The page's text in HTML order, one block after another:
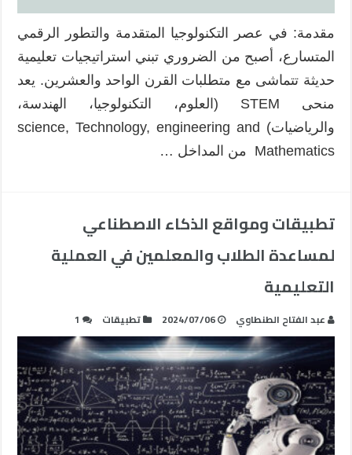
مقدمة: في عصر التكنولوجيا المتقدمة والتطور الرقمي
المتسارع، أصبح من الضروري تبني استراتيجيات تعليمية
حديثة تتماشى مع متطلبات القرن الواحد والعشرين. يعد
منحى STEM (العلوم، التكنولوجيا، الهندسة،
والرياضيات) science, Technology, engineering and
Mathematics من المداخل …
تطبيقات ومواقع الذكاء الاصطناعي
لمساعدة الطلاب والمعلمين في العملية
التعليمية
عبد الفتاح الطنطاوي 2024/07/06 تطبيقات 1